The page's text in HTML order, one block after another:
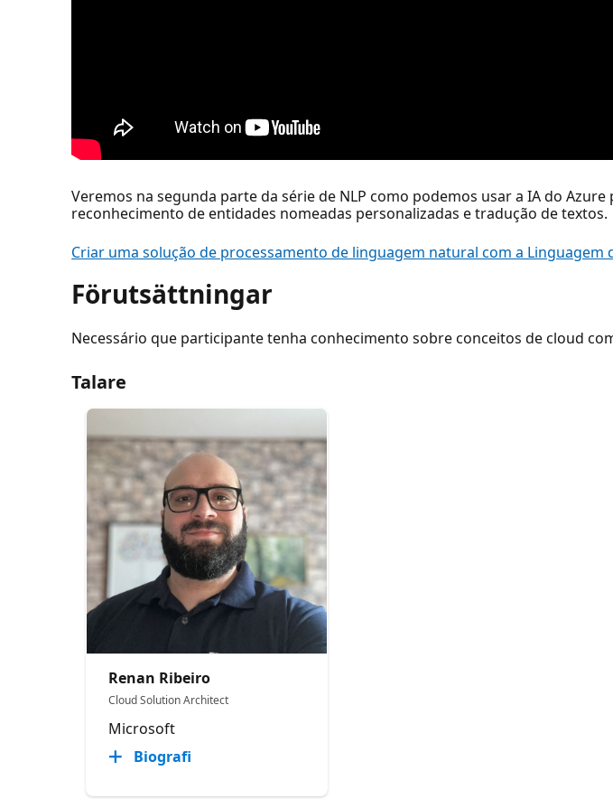
Veremos na segunda parte da série de NLP como podemos usar a IA do
reconhecimento de entidades nomeadas personalizadas e tradução de textos.
Criar uma solução de processamento de linguagem natural com a Linguagem
Förutsättningar
Necessário que participante tenha conhecimento sobre conceitos de cloud
Talare
Renan Ribeiro
Cloud Solution Architect
Microsoft
Biografi